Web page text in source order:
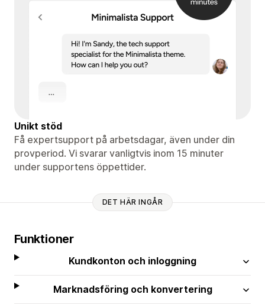
Unikt stöd
Få expertsupport på arbetsdagar, även under din
provperiod. Vi svarar vanligtvis inom 15 minuter
under supportens öppettider.
DET HÄR INGÅR
Funktioner
Kundkonton och inloggning
Marknadsföring och konvertering